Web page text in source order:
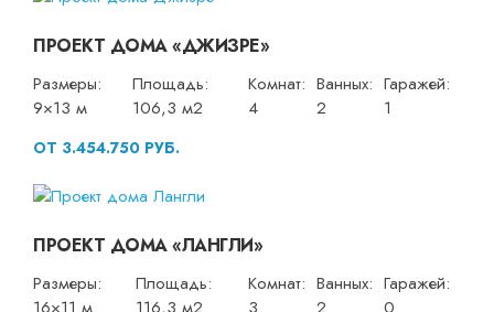
ПРОЕКТ ДОМА «ДЖИЗРЕ»
Размеры:
9×13 м
Площадь:
106,3 м2
Комнат:
4
Ванных:
2
Гаражей:
1
ОТ 3.454.750 РУБ.
ПРОЕКТ ДОМА «ЛАНГЛИ»
Размеры:
16×11 м
Площадь:
116,3 м2
Комнат:
3
Ванных:
2
Гаражей:
0